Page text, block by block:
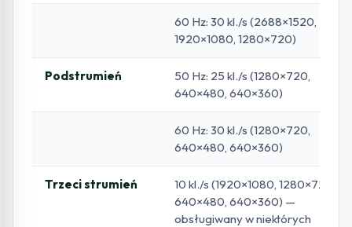
60 Hz: 30 kl./s (2688×1520,
1920×1080, 1280×720)
Podstrumień
50 Hz: 25 kl./s (1280×720,
640×480, 640×360)
60 Hz: 30 kl./s (1280×720,
640×480, 640×360)
Trzeci strumień
10 kl./s (1920×1080, 1280×720,
640×480, 640×360) —
obsługiwany w niektórych